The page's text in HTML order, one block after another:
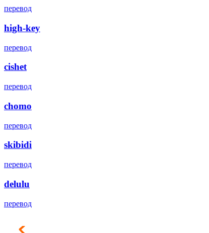
перевод
high-key
перевод
cishet
перевод
chomo
перевод
skibidi
перевод
delulu
перевод